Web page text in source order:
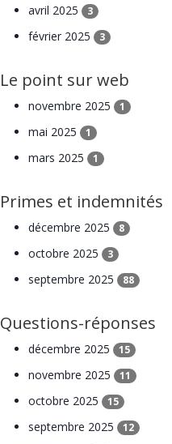
avril 2025 3
février 2025 3
Le point sur web
novembre 2025 1
mai 2025 1
mars 2025 1
Primes et indemnités
décembre 2025 8
octobre 2025 3
septembre 2025 88
Questions-réponses
décembre 2025 15
novembre 2025 11
octobre 2025 15
septembre 2025 12